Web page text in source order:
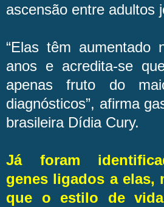
ascensão entre adultos
“Elas têm aumentado
anos e acredita-se
apenas fruto do
diagnósticos”, afirma
brasileira Dídia Cury.
Já foram
genes ligados a elas,
que o estilo de